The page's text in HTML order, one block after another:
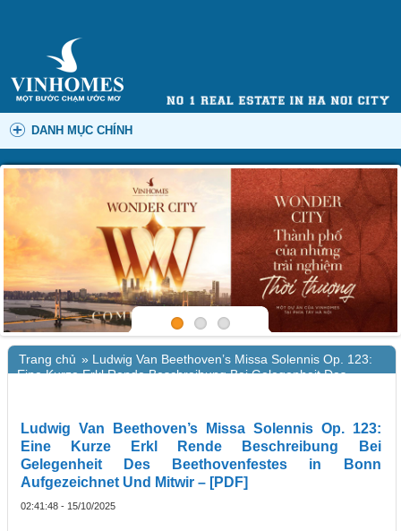
DANH MỤC CHÍNH
Trang chủ » Ludwig Van Beethoven’s Missa Solennis Op. 123:
Eine Kurze Erkl Rende Beschreibung Bei Gelegenheit Des
Ludwig Van Beethoven’s Missa Solennis Op. 123:
Eine Kurze Erkl Rende Beschreibung Bei
Gelegenheit Des Beethovenfestes in Bonn
Aufgezeichnet Und Mitwir – [PDF]
02:41:48 - 15/10/2025